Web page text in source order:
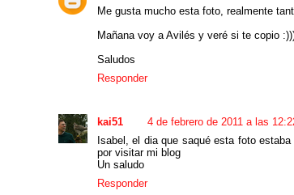
Me gusta mucho esta foto, realmente
Mañana voy a Avilés y veré si te copio
Saludos
Responder
kai51
4 de febrero de 2011 a las
Isabel, el dia que saqué esta foto
por visitar mi blog
Un saludo
Responder